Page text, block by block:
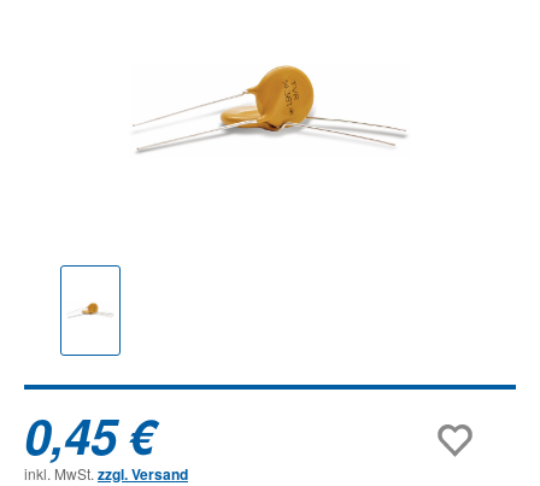
0,45 €
inkl. MwSt. zzgl. Versand